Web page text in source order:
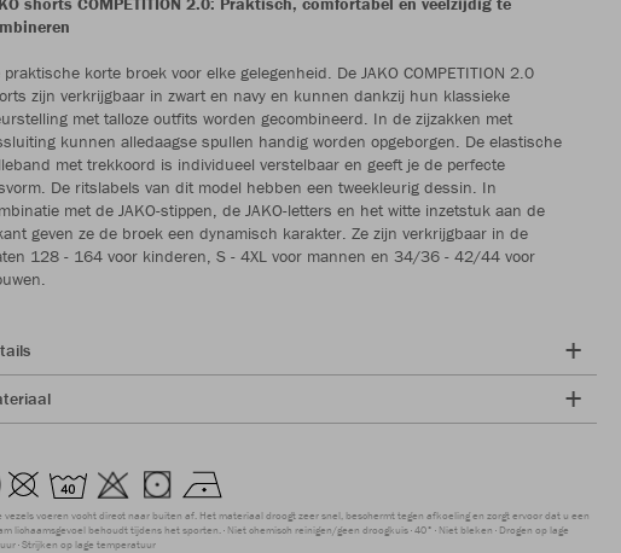
praktische korte broek voor elke gelegenheid. De JAKO COMPETITION 2.0
zijn verkrijgbaar in zwart en navy en kunnen dankzij hun klassieke
met talloze outfits worden gecombineerd. In de zijzakken met
kunnen alledaagse spullen handig worden opgeborgen. De elastische
met trekkoord is individueel verstelbaar en geeft je de perfecte
De ritslabels van dit model hebben een tweekleurig dessin. In
met de JAKO-stippen, de JAKO-letters en het witte inzetstuk aan de
geven ze de broek een dynamisch karakter. Ze zijn verkrijgbaar in de
128 - 164 voor kinderen, S - 4XL voor mannen en 34/36 - 42/44 voor
vezels voeren vocht direct naar buiten af. Het materiaal droogt zeer snel, beschermt tegen afkoeling en zorgt ervoor dat u een
lichaamsgevoel behoudt tijdens het sporten. Niet chemisch reinigen/geen droogkuis 40° Niet bleken Drogen op lage
Strijken op lage temperatuur